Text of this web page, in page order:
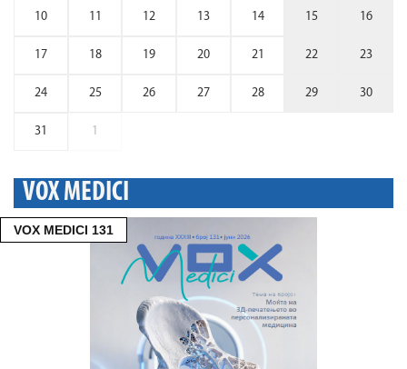
10 11 12 13 14 15 16
17 18 19 20 21 22 23
24 25 26 27 28 29 30
31 1
VOX MEDICI
VOX MEDICI 131